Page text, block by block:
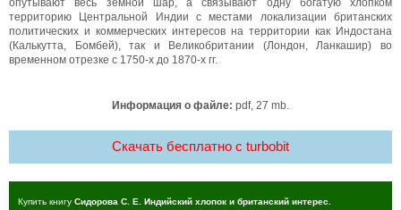
территорию Центральной Индии с местами локализации британских
политических и коммерческих интересов на территории как Индостана
(Калькутта, Бомбей), так и Великобритании (Лондон, Ланкашир) во
временном отрезке с 1750-х до 1870-х гг.
Информация о файле: pdf, 27 mb.
Скачать бесплатно c turbobit
Купить книгу Сидорова С. Е. Индийский хлопок и британский интерес.